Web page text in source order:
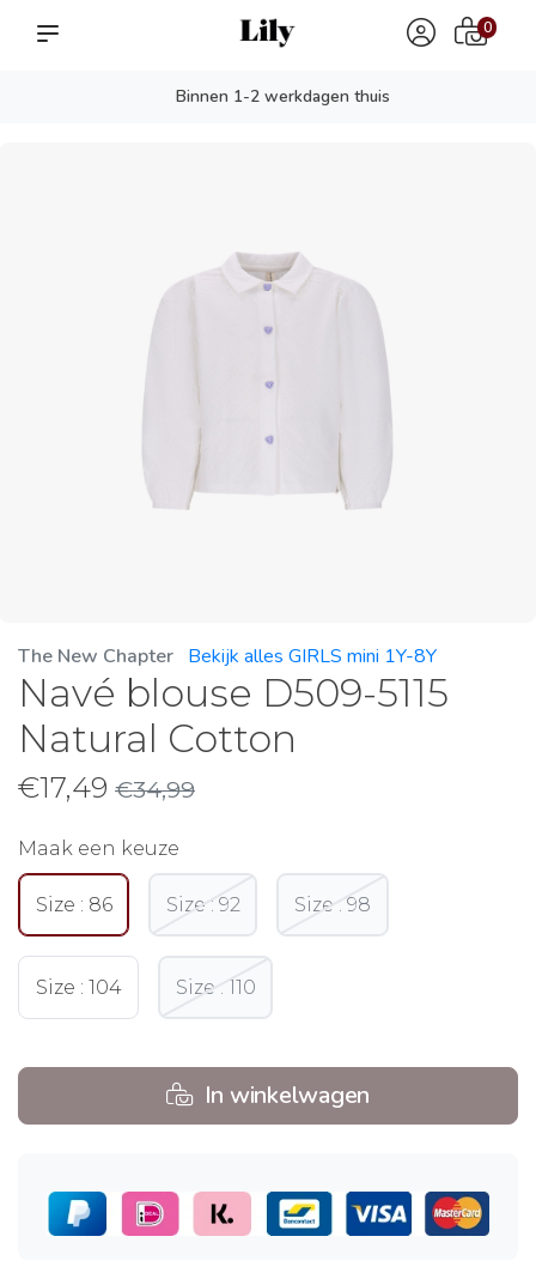
Binnen 1-2 werkdagen thuis
0
The New Chapter Bekijk alles GIRLS mini 1Y-8Y
Navé blouse D509-5115
Natural Cotton
€17,49 €34,99
Maak een keuze
Size : 86 Size : 92 Size : 98
Size : 104 Size : 110
In winkelwagen